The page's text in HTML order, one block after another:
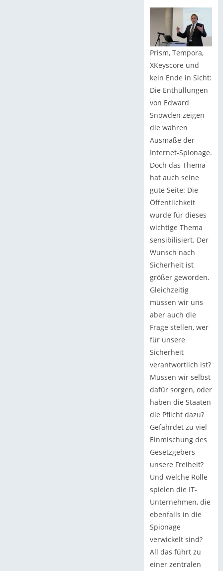
Prism, Tempora,
XKeyscore und
kein Ende in Sicht:
Die Enthüllungen
von Edward
Snowden zeigen
die wahren
Ausmaße der
Internet-Spionage.
Doch das Thema
hat auch seine
gute Seite: Die
Öffentlichkeit
wurde für dieses
wichtige Thema
sensibilisiert. Der
Wunsch nach
Sicherheit ist
größer geworden.
Gleichzeitig
müssen wir uns
aber auch die
Frage stellen, wer
für unsere
Sicherheit
verantwortlich ist?
Müssen wir selbst
dafür sorgen, oder
haben die Staaten
die Pflicht dazu?
Gefährdet zu viel
Einmischung des
Gesetzgebers
unsere Freiheit?
Und welche Rolle
spielen die IT-
Unternehmen, die
ebenfalls in die
Spionage
verwickelt sind?
All das führt zu
einer zentralen